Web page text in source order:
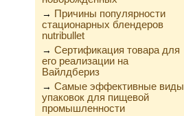
→ Причины популярности
стационарных блендеров
nutribullet
→ Сертификация товара для
его реализации на
Вайлдбериз
→ Самые эффективные виды
упаковок для пищевой
промышленности